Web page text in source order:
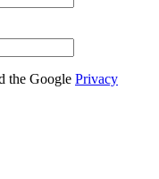
the Google Privacy